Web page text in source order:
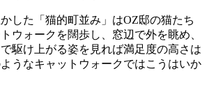
した「猫的町並み」はOZ邸の猫たち
ウォークを闊歩し、窓辺で外を眺め、
駆け上がる姿を見れば満足度の高さは
うなキャットウォークではこうはいか